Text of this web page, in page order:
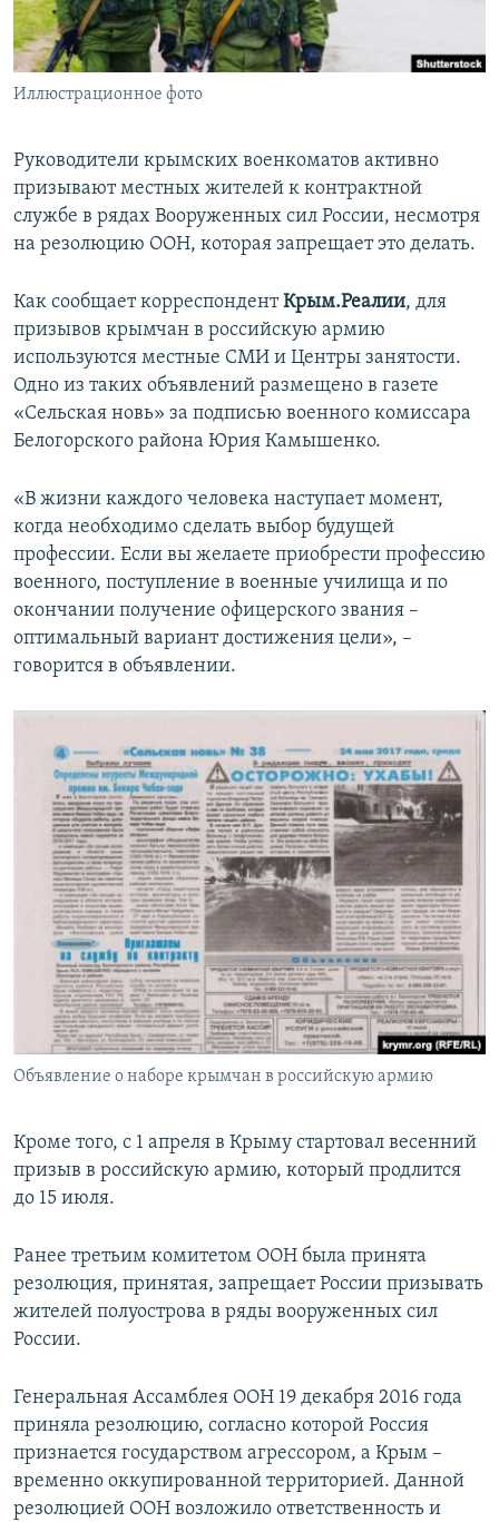
ПОБЕДИТЕЛЕЙ НЕ СУДЯТ?
КРЫМ.НЕПОКОРЕННЫЙ
ELIFBE
ПРИСОЕДИНЯЙТЕСЬ!
Все сайты RFE/RL
Иллюстрационное фото
Руководители крымских военкоматов активно
призывают местных жителей к контрактной
службе в рядах Вооруженных сил России, несмотря
на резолюцию ООН, которая запрещает это делать.
Как сообщает корреспондентКрым.Реалии, для
призывов крымчан в российскую армию
используются местные СМИ и Центры занятости.
Одно из таких объявлений размещено в газете
«Сельская новь» за подписью военного комиссара
Белогорского района Юрия Камышенко.
«В жизни каждого человека наступает момент,
когда необходимо сделать выбор будущей
профессии. Если вы желаете приобрести профессию
военного, поступление в военные училища и по
окончании получение офицерского звания –
оптимальный вариант достижения цели», –
говорится в объявлении.
Объявление о наборе крымчан в российскую армию
Кроме того, с 1 апреля в Крыму стартовал весенний
призыв в российскую армию, который продлится
до 15 июля.
Ранее третьим комитетом ООН была принята
резолюция, принятая, запрещает России призывать
жителей полуострова в ряды вооруженных сил
России.
Генеральная Ассамблея ООН 19 декабря 2016 года
приняла резолюцию, согласно которой Россия
признается государством агрессором, а Крым –
временно оккупированной территорией. Данной
резолюцией ООН возложило ответственность и